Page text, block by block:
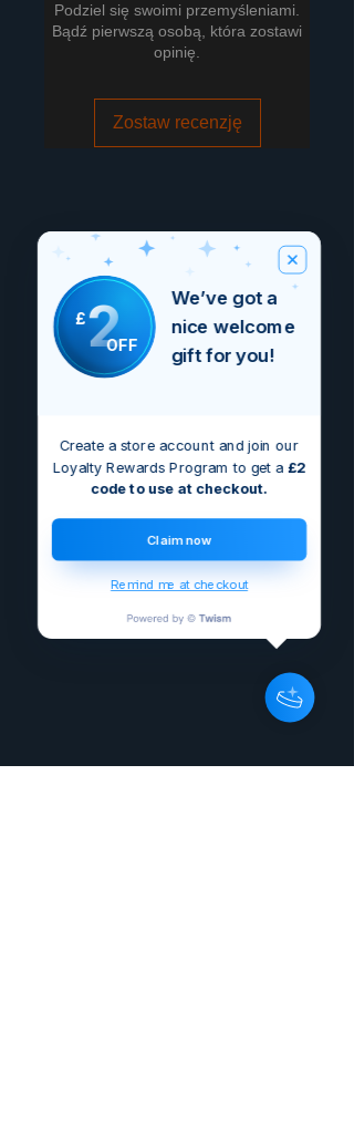
Podziel się swoimi przemyśleniami.
Bądź pierwszą osobą, która zostawi
opinię.
Zostaw recenzję
£2OFF
We’ve got a
nice welcome
gift for you!
Create a store account and join our
Loyalty Rewards Program to get a £2
code to use at checkout.
Claim now
Remind me at checkout